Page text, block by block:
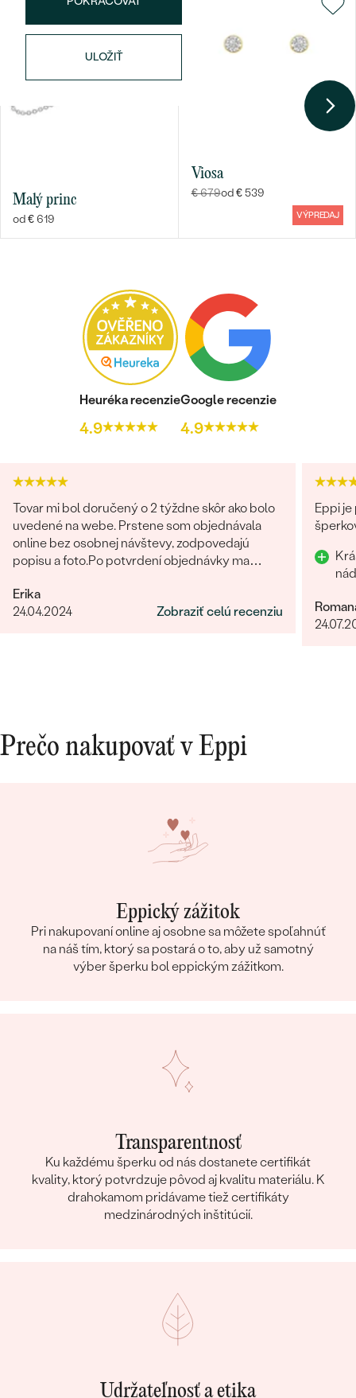
ULOŽIŤ
Malý princ
od € 619
Viosa
€ 679od € 539
VÝPREDAJ
Heuréka recenzie
4.9
Google recenzie
4.9
Tovar mi bol doručený o 2 týždne skôr ako bolo
uvedené na webe. Prstene som objednávala
online bez osobnej návštevy, zodpovedajú
popisu a foto.Po potvrdení objednávky ma
uistila o správnosti, type, veľkosti a pod. a
zmienila sa o možnej výmena v prípade
Erika
24.04.2024
Zobraziť celú recenziu
Eppi
Prečo nakupovať v Eppi
Eppický zážitok
Pri nakupovaní online aj osobne sa môžete spoľahnúť
na náš tím, ktorý sa postará o to, aby už samotný
výber šperku bol eppickým zážitkom.
Transparentnosť
Ku každému šperku od nás dostanete certifikát
kvality, ktorý potvrdzuje pôvod aj kvalitu materiálu. K
drahokamom pridávame tiež certifikáty
medzinárodných inštitúcií.
Udržateľnosť a etika